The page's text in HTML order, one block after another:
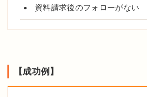
資料請求後のフォローがない
【成功例】